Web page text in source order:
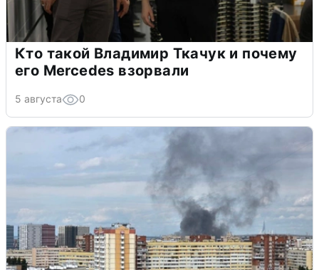
Кто такой Владимир Ткачук и почему
его Mercedes взорвали
5 августа 0